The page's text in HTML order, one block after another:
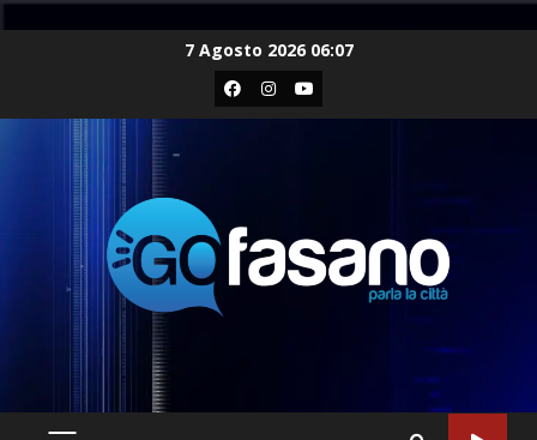
7 Agosto 2026 06:07
Facebook
Instagram
Youtube